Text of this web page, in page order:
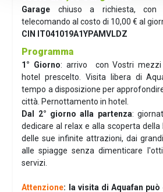
Garage chiuso a richiesta, con
telecomando al costo di 10,00 € al
CIN IT041019A1YPAMVLDZ
Programma
1° Giorno: arrivo con Vostri mezzi
hotel prescelto. Visita libera di
tempo a disposizione per
città. Pernottamento in hotel.
Dal 2° giorno alla partenza:
dedicare al relax e alla scoperta della
delle sue infinite attrazioni, dai
alle spiagge senza dimenticare
servizi.
Attenzione: la visita di Aquafan